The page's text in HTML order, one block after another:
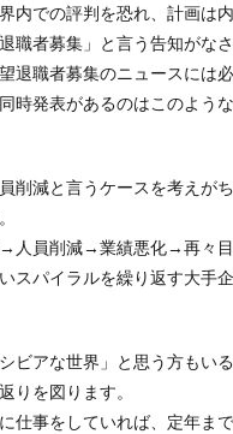
内での評判を恐れ、計画は
職者募集」と言う告知がなさ
退職者募集のニュースには
時発表があるのはこのよう
削減と言うケースを考えが
人員削減→業績悪化→再々
スパイラルを繰り返す大手
ビアな世界」と思う方もい
りを図ります。
仕事をしていれば、定年ま